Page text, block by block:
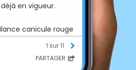
en vigueur.
canicule rouge
1 sur 11
PARTAGER